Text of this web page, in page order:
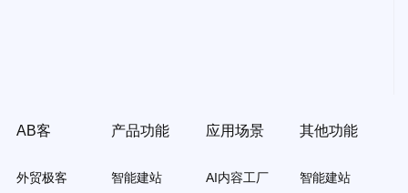
AB客
外贸极客
产品功能
智能建站
应用场景
AI内容工厂
其他功能
智能建站